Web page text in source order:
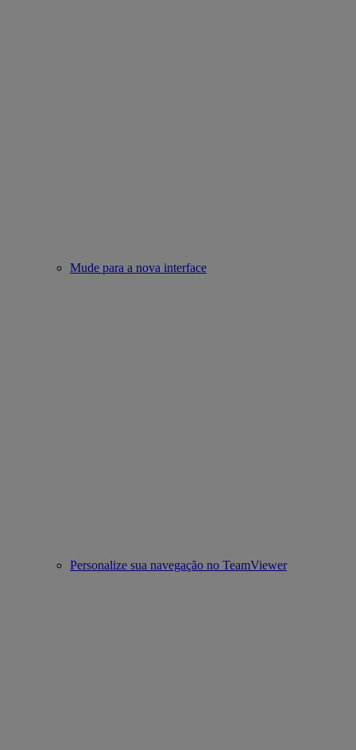
Mude para a nova interface
Personalize sua navegação no TeamViewer